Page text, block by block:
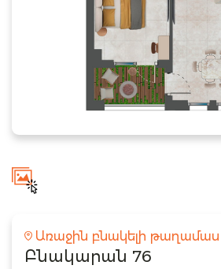
Առաջին բնակելի թաղամաս
Բնակարան 76